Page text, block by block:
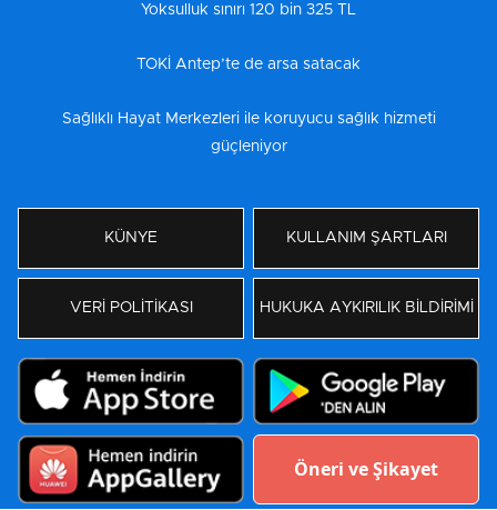
Yoksulluk sınırı 120 bin 325 TL
TOKİ Antep’te de arsa satacak
Sağlıklı Hayat Merkezleri ile koruyucu sağlık hizmeti
güçleniyor
KÜNYE KULLANIM ŞARTLARI
VERİ POLİTİKASI HUKUKA AYKIRILIK BİLDİRİMİ
Öneri ve Şikayet